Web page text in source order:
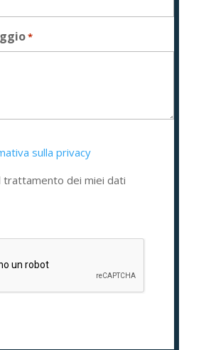
*
sulla privacy
trattamento dei miei dati